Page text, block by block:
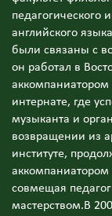
педагогического
английского
были связаны с
он работал в
интернате, где
музыканта и
возвращении из
институте,
аккомпаниатором
совмещая
мастерством.В